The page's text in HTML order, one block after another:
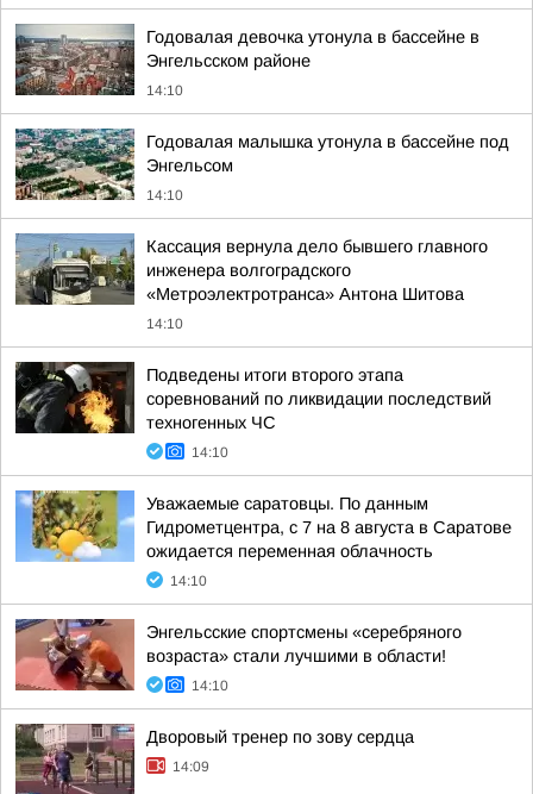
Годовалая девочка утонула в бассейне в
Энгельсском районе
14:10
Годовалая малышка утонула в бассейне под
Энгельсом
14:10
Кассация вернула дело бывшего главного
инженера волгоградского
«Метроэлектротранса» Антона Шитова
14:10
Подведены итоги второго этапа
соревнований по ликвидации последствий
техногенных ЧС
14:10
Уважаемые саратовцы. По данным
Гидрометцентра, с 7 на 8 августа в Саратове
ожидается переменная облачность
14:10
Энгельсские спортсмены «серебряного
возраста» стали лучшими в области!
14:10
Дворовый тренер по зову сердца
14:09